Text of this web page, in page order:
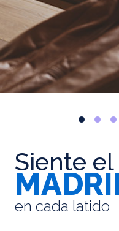
Siente el
en cada latido